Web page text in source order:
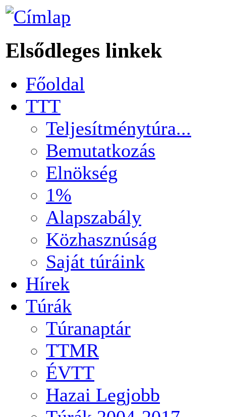
Elsődleges linkek
Főoldal
TTT
Teljesítménytúra...
Bemutatkozás
Elnökség
1%
Alapszabály
Közhasznúság
Saját túráink
Hírek
Túrák
Túranaptár
TTMR
ÉVTT
Hazai Legjobb